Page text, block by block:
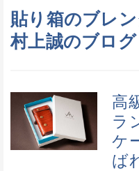
貼り箱のブレン
村上誠のブログ
高
ラ
ケ
ば